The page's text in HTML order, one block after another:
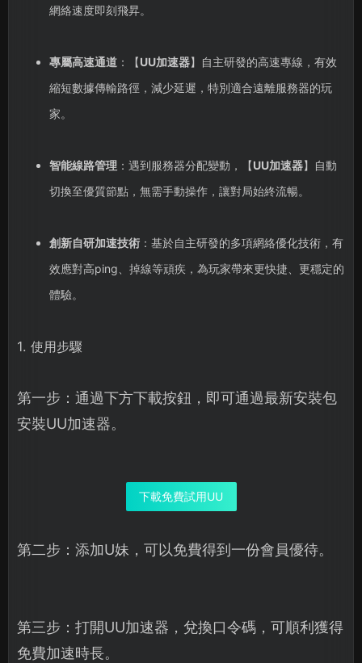
網絡速度即刻飛昇。
專屬高速通道：【UU加速器】自主研發的高速專線，有效
縮短數據傳輸路徑，減少延遲，特別適合遠離服務器的玩
家。
智能線路管理：遇到服務器分配變動，【UU加速器】自動
切換至優質節點，無需手動操作，讓對局始終流暢。
創新自研加速技術：基於自主研發的多項網絡優化技術，有
效應對高ping、掉線等頑疾，為玩家帶來更快捷、更穩定的
體驗。
1. 使用步驟
第一步：通過下方下載按鈕，即可通過最新安裝包
安裝UU加速器。
下載免費試用UU
第二步：添加U妹，可以免費得到一份會員優待。
第三步：打開UU加速器，兌換口令碼，可順利獲得
免費加速時長。